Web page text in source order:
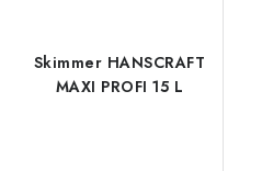
Skimmer HANSCRAFT
MAXI PROFI 15 L